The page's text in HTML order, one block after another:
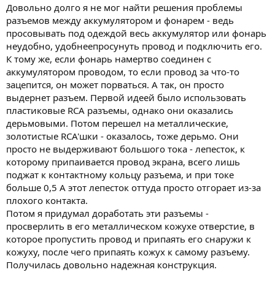
Довольно долго я не мог найти решения проблемы
разъемов между аккумулятором и фонарем - ведь
просовывать под одеждой весь аккумулятор или фонарь
неудобно, удобнеепросунуть провод и подключить его.
К тому же, если фонарь намертво соединен с
аккумулятором проводом, то если провод за что-то
зацепится, он может порваться. А так, он просто
выдернет разъем. Первой идеей было использовать
пластиковые RCA разъемы, однако они оказались
дерьмовыми. Потом перешел на металлические,
золотистые RCA'шки - оказалось, тоже дерьмо. Они
просто не выдерживают большого тока - лепесток, к
которому припаивается провод экрана, всего лишь
поджат к контактному кольцу разъема, и при токе
больше 0,5 А этот лепесток оттуда просто отгорает из-за
плохого контакта.
Потом я придумал доработать эти разъемы -
просверлить в его металлическом кожухе отверстие, в
которое пропустить провод и припаять его снаружи к
кожуху, после чего припаять кожух к самому разъему.
Получилась довольно надежная конструкция.